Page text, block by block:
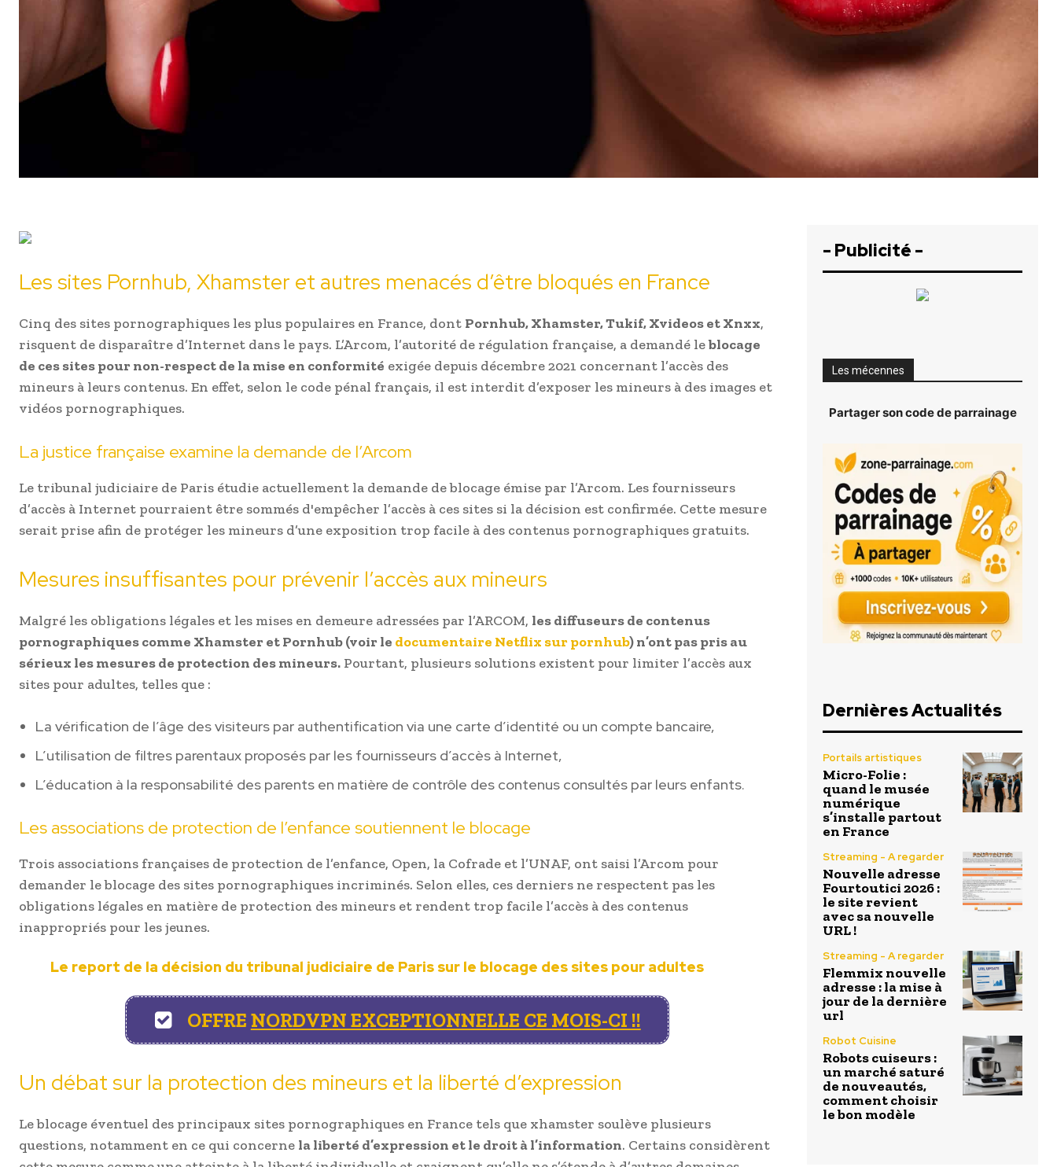
Les sites Pornhub, Xhamster et autres menacés d’être bloqués en France
Cinq des sites pornographiques les plus populaires en France, dont Pornhub, Xhamster, Tukif, Xvideos et Xnxx,
risquent de disparaître d’Internet dans le pays. L’Arcom, l’autorité de régulation française, a demandé leblocage
de ces sites pour non-respect de la mise en conformité exigée depuis décembre 2021 concernant l’accès des
mineurs à leurs contenus. En effet, selon le code pénal français, il est interdit d’exposer les mineurs à des images et
vidéos pornographiques.
La justice française examine la demande de l’Arcom
Le tribunal judiciaire de Paris étudie actuellement la demande de blocage émise par l’Arcom. Les fournisseurs
d’accès à Internet pourraient être sommés d'empêcher l’accès à ces sites si la décision est confirmée. Cette mesure
serait prise afin de protéger les mineurs d’une exposition trop facile à des contenus pornographiques gratuits.
Mesures insuffisantes pour prévenir l’accès aux mineurs
Malgré les obligations légales et les mises en demeure adressées par l’ARCOM, les diffuseurs de contenus
pornographiques comme Xhamster et Pornhub (voir le documentaire Netflix sur pornhub) n’ont pas pris au
sérieux les mesures de protection des mineurs. Pourtant, plusieurs solutions existent pour limiter l’accès aux
sites pour adultes, telles que :
La vérification de l’âge des visiteurs par authentification via une carte d’identité ou un compte bancaire,
L’utilisation de filtres parentaux proposés par les fournisseurs d’accès à Internet,
L’éducation à la responsabilité des parents en matière de contrôle des contenus consultés par leurs enfants.
Les associations de protection de l’enfance soutiennent le blocage
Trois associations françaises de protection de l’enfance, Open, la Cofrade et l’UNAF, ont saisi l’Arcom pour
demander le blocage des sites pornographiques incriminés. Selon elles, ces derniers ne respectent pas les
obligations légales en matière de protection des mineurs et rendent trop facile l’accès à des contenus
inappropriés pour les jeunes.
Le report de la décision du tribunal judiciaire de Paris sur le blocage des sites pour adultes
OFFRE NORDVPN EXCEPTIONNELLE CE MOIS-CI !!
Un débat sur la protection des mineurs et la liberté d’expression
Le blocage éventuel des principaux sites pornographiques en France tels que xhamster soulève plusieurs
questions, notamment en ce qui concerne la liberté d’expression et le droit à l’information. Certains considèrent
- Publicité -
Les mécennes
Partager son code de parrainage
Dernières Actualités
Portails artistiques
Micro-Folie :
quand le musée
numérique
s’installe partout
en France
Streaming - A regarder
Nouvelle adresse
Fourtoutici 2026 :
le site revient
avec sa nouvelle
URL !
Streaming - A regarder
Flemmix nouvelle
adresse : la mise à
jour de la dernière
url
Robot Cuisine
Robots cuiseurs :
un marché saturé
de nouveautés,
comment choisir
le bon modèle